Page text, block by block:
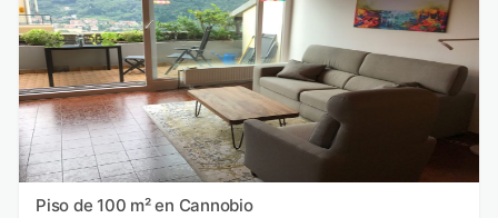
Piso de 100 m² en Cannobio